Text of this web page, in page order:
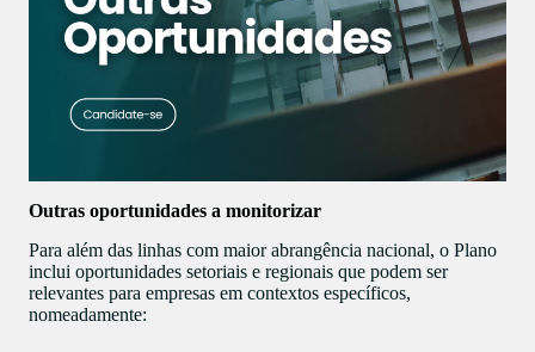
Outras oportunidades a monitorizar
Para além das linhas com maior abrangência nacional, o Plano
inclui oportunidades setoriais e regionais que podem ser
relevantes para empresas em contextos específicos,
nomeadamente: